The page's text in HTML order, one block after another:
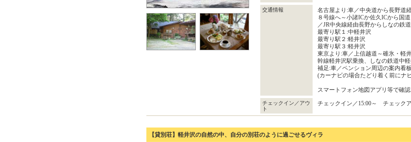
交通情報
名古屋より:車／中央道から長野道
８号線へ～小諸ICか佐久ICから国
／JR中央線経由長野からしなの鉄
最寄り駅１:中軽井沢
最寄り駅２:軽井沢
最寄り駅３:軽井沢
東京より:車／上信越道～碓氷・軽
幹線軽井沢駅乗換、しなの鉄道中
補足:車／ペンション周辺の案内看
(カーナビの場合たどり着く前にナ
スマートフォン地図アプリ等で確認
チェックイン／アウ
ト
チェックイン／15:00～ チェック
【貸別荘】軽井沢の自然の中、自分の別荘のように過ごせるヴィラ